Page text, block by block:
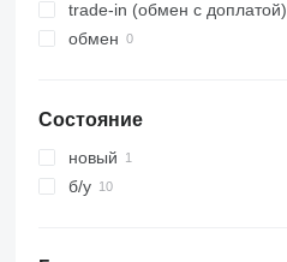
trade-in (обмен с доплатой)
обмен
Состояние
новый
б/у